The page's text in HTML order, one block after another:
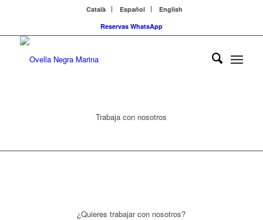
Català Español
English
Reservas WhatsApp
Trabaja con nosotros
¿Quieres trabajar con nosotros?